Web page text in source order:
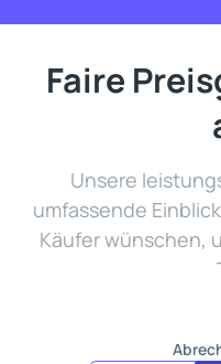
Faire
Unsere
umfassende
Käufer wünschen,